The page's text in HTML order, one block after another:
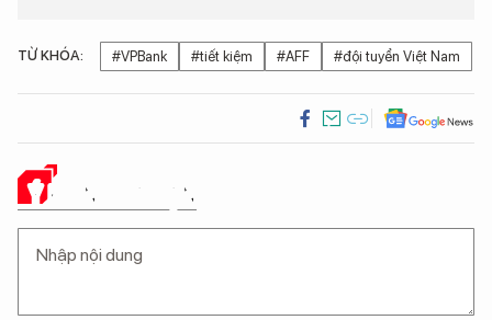
TỪ KHÓA: #VPBank #tiết kiệm #AFF #đội tuyển Việt Nam
Ý KIẾN CỦA BẠN